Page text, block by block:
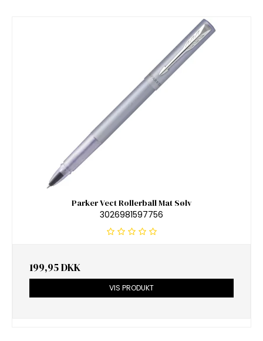
Parker Vect Rollerball Mat Sølv
3026981597756
199,95 DKK
VIS PRODUKT